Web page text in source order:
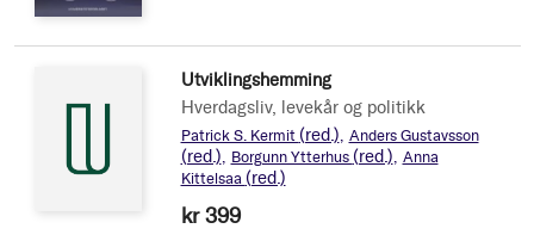
Utviklingshemming
Hverdagsliv, levekår og politikk
Patrick S. Kermit (red.) Anders Gustavsson
(red.) Borgunn Ytterhus (red.) Anna
Kittelsaa (red.)
kr 399